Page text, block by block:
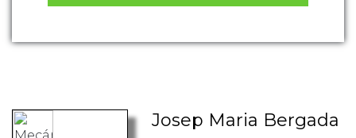
Josep Maria Bergada